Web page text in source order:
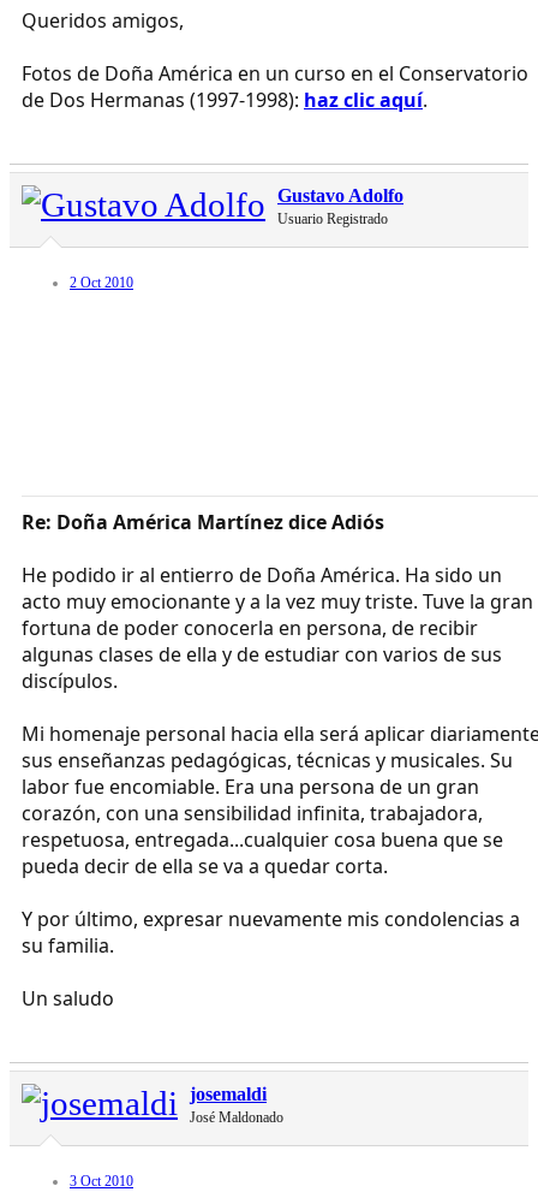
Queridos amigos,
Fotos de Doña América en un curso en el Conservatorio
de Dos Hermanas (1997-1998): haz clic aquí.
Gustavo Adolfo
Usuario Registrado
2 Oct 2010
Re: Doña América Martínez dice Adiós
He podido ir al entierro de Doña América. Ha sido un
acto muy emocionante y a la vez muy triste. Tuve la gran
fortuna de poder conocerla en persona, de recibir
algunas clases de ella y de estudiar con varios de sus
discípulos.
Mi homenaje personal hacia ella será aplicar
sus enseñanzas pedagógicas, técnicas y musicales. Su
labor fue encomiable. Era una persona de un gran
corazón, con una sensibilidad infinita, trabajadora,
respetuosa, entregada...cualquier cosa buena que se
pueda decir de ella se va a quedar corta.
Y por último, expresar nuevamente mis condolencias a
su familia.
Un saludo
josemaldi
José Maldonado
3 Oct 2010